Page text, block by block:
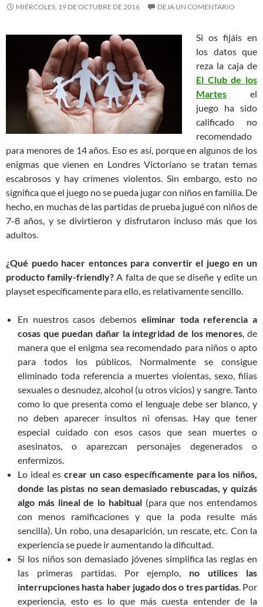
MIÉRCOLES, 19 DE OCTUBRE DE 2016 DEJA UN COMENTARIO
Si os fijáis en
los datos que
reza la caja de
El Club de los
Martes el
juego ha sido
calificado no
recomendado
para menores de 14 años. Eso es así, porque en algunos de los
enigmas que vienen en Londres Victoriano se tratan temas
escabrosos y hay crímenes violentos. Sin embargo, esto no
significa que el juego no se pueda jugar con niños en familia. De
hecho, en muchas de las partidas de prueba jugué con niños de
7-8 años, y se divirtieron y disfrutaron incluso más que los
adultos.
¿Qué puedo hacer entonces para convertir el juego en un
producto family-friendly? A falta de que se diseñe y edite un
playset específicamente para ello, es relativamente sencillo.
En nuestros casos debemos eliminar toda referencia a
cosas que puedan dañar la integridad de los menores , de
manera que el enigma sea recomendado para niños o apto
para todos los públicos. Normalmente se consigue
eliminado toda referencia a muertes violentas, sexo, filias
sexuales o desnudez, alcohol (u otros vicios) y sangre. Tanto
como lo que presenta como el lenguaje debe ser blanco, y
no deben aparecer insultos ni ofensas. Hay que tener
especial cuidado con esos casos que sean muertes o
asesinatos, o aparezcan personajes degenerados o
enfermizos.
Lo ideal es crear un caso específicamente para los niños,
donde las pistas no sean demasiado rebuscadas, y quizás
algo más lineal de lo habitual (para que nos entendamos
con menos ramificaciones y que la poda resulte más
sencilla). Un robo, una desaparición, un rescate, etc. Con la
experiencia se puede ir aumentando la dificultad.
Si los niños son demasiado jóvenes simplifica las reglas en
las primeras partidas. Por ejemplo, no utilices las
interrupciones hasta haber jugado dos o tres partidas. Por
experiencia, esto es lo que más cuesta entender de la